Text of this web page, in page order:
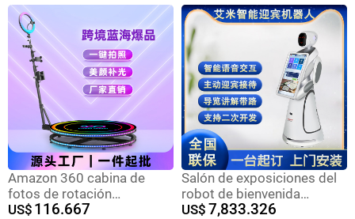
iPhone 16 A prueba de
golpes Apple 15 Funda
protectora
de alimentos Internet café
hospital KTV entrega
automática
Amazon 360 cabina de
fotos de rotación
automática 360 foto booth
US$ 116.667
Salón de exposiciones del
robot de bienvenida
inteligente de Amy Salón de
US$ 7,833.326